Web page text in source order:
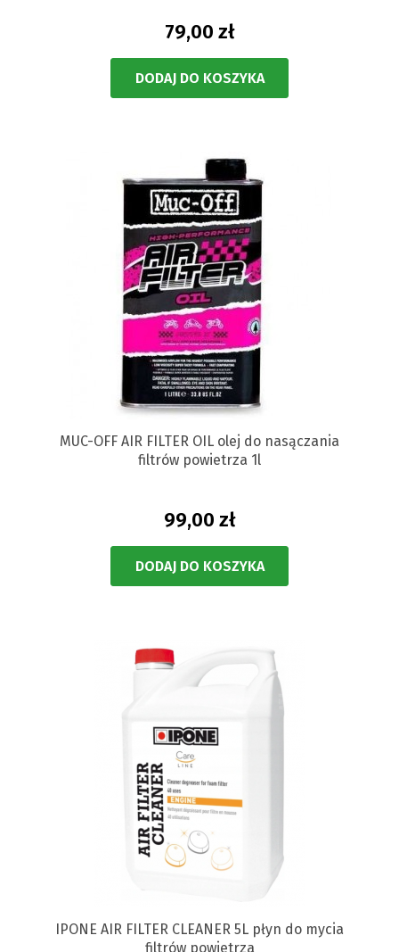
79,00 zł
DODAJ DO KOSZYKA
MUC-OFF AIR FILTER OIL olej do nasączania
filtrów powietrza 1l
99,00 zł
DODAJ DO KOSZYKA
IPONE AIR FILTER CLEANER 5L płyn do mycia
filtrów powietrza